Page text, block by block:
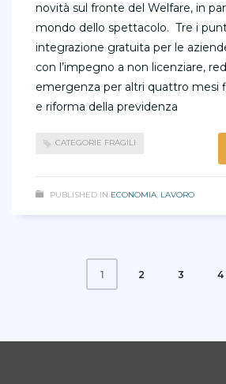
novità sul fronte del Welfare, in
mondo dello spettacolo. Tre i
integrazione gratuita per le
con l’impegno a non licenziare,
emergenza per altri quattro mesi
e riforma della previdenza
CATEGORIE FRAGILI
PUBLISHED IN ECONOMIA, LAVORO
1 2 3 4